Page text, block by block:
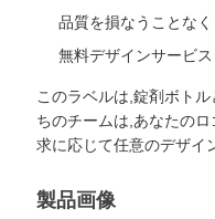
品質を損なうことな
無料デザインサービス
このラベルは,錠剤ボト
ちのチームは,あなたの
求に応じて任意のデザイ
製品画像